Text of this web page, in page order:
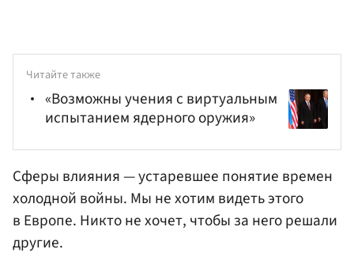
Читайте также
«Возможны учения с виртуальным
испытанием ядерного оружия»
Сферы влияния — устаревшее понятие времен
холодной войны. Мы не хотим видеть этого
в Европе. Никто не хочет, чтобы за него решали
другие.